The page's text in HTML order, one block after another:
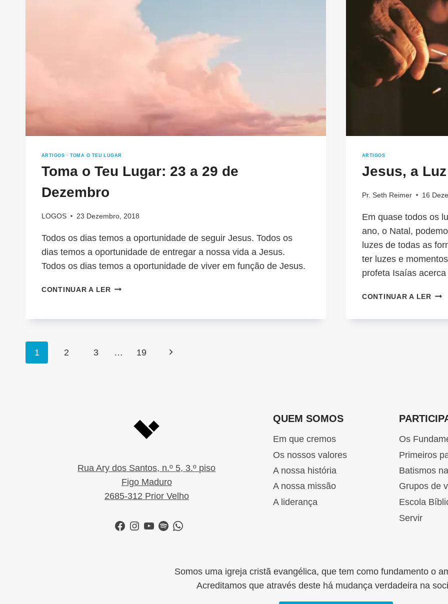
ARTIGOS · TOMA O TEU LUGAR
Toma o Teu Lugar: 23 a 29 de
Dezembro
LOGOS 23 Dezembro, 2018
Todos os dias temos a oportunidade de seguir Jesus. Todos os
dias temos a oportunidade de entregar a nossa vida a Jesus.
Todos os dias temos a oportunidade de viver em função de Jesus.
CONTINUAR A LERTOMA
LUGAR:
29
ARTIGOS
Jesus, a
Pr. Seth Reimer 16
Em quase todos os
ano, o Natal,
luzes de todas as
ter luzes e
profeta Isaías
CONTINUAR A LER
Page
1 2 3 … 19
Next
Rua Ary dos Santos, n.º 5, 3.º piso
Figo Maduro
2685-312 Prior Velho
Facebook
Instagram
YouTube
SpotifyWhatsApp
QUEM SOMOS
Em que cremos
Os nossos valores
A nossa história
A nossa missão
A liderança
Os
Primeiros
Batismos
Grupos de
Escola
Servir
Somos uma igreja cristã evangélica, que tem como fundamento o
Acreditamos que através deste há mudança verdadeira na